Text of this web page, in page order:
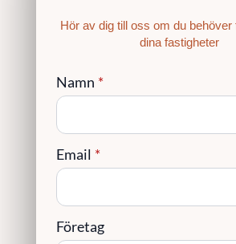
Hör av dig till oss om du behöver
dina fastigheter
Namn *
Email *
Företag